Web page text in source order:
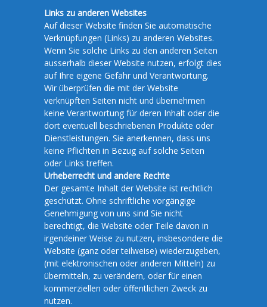
Links zu anderen Websites
Auf dieser Website finden Sie automatische
Verknüpfungen (Links) zu anderen Websites.
Wenn Sie solche Links zu den anderen Seiten
ausserhalb dieser Website nutzen, erfolgt dies
auf Ihre eigene Gefahr und Verantwortung.
Wir überprüfen die mit der Website
verknüpften Seiten nicht und übernehmen
keine Verantwortung für deren Inhalt oder die
dort eventuell beschriebenen Produkte oder
Dienstleistungen. Sie anerkennen, dass uns
keine Pflichten in Bezug auf solche Seiten
oder Links treffen.
Urheberrecht und andere Rechte
Der gesamte Inhalt der Website ist rechtlich
geschützt. Ohne schriftliche vorgängige
Genehmigung von uns sind Sie nicht
berechtigt, die Website oder Teile davon in
irgendeiner Weise zu nutzen, insbesondere die
Website (ganz oder teilweise) wiederzugeben,
(mit elektronischen oder anderen Mitteln) zu
übermitteln, zu verändern, oder für einen
kommerziellen oder öffentlichen Zweck zu
nutzen.